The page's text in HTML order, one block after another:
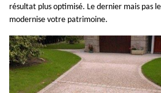
résultat plus optimisé. Le dernier mais pas
modernise votre patrimoine.